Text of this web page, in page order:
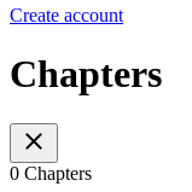
Create account
Chapters
0 Chapters